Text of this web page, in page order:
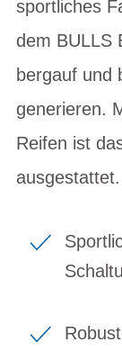
sportliches
dem BULLS
bergauf und
generieren.
Reifen ist
ausgestattet.